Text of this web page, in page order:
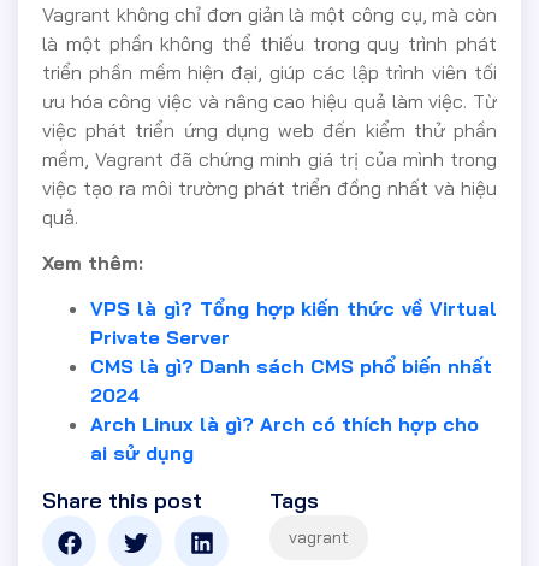
Vagrant không chỉ đơn giản là một công cụ, mà còn
là một phần không thể thiếu trong quy trình phát
triển phần mềm hiện đại, giúp các lập trình viên tối
ưu hóa công việc và nâng cao hiệu quả làm việc. Từ
việc phát triển ứng dụng web đến kiểm thử phần
mềm, Vagrant đã chứng minh giá trị của mình trong
việc tạo ra môi trường phát triển đồng nhất và hiệu
quả.
Xem thêm:
VPS là gì? Tổng hợp kiến thức về Virtual
Private Server
CMS là gì? Danh sách CMS phổ biến nhất
2024
Arch Linux là gì? Arch có thích hợp cho
ai sử dụng
Share this post Tags